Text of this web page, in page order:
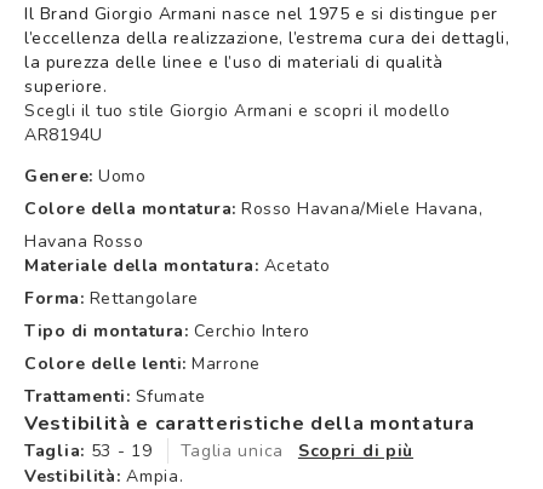
Il Brand Giorgio Armani nasce nel 1975 e si distingue per
l’eccellenza della realizzazione, l’estrema cura dei dettagli,
la purezza delle linee e l’uso di materiali di qualità
superiore.
Scegli il tuo stile Giorgio Armani e scopri il modello
AR8194U
Genere: Uomo
Colore della montatura: Rosso Havana/miele Havana,
Havana Rosso
Materiale della montatura: Acetato
Forma: Rettangolare
Tipo di montatura: Cerchio Intero
Colore delle lenti: Marrone
Trattamenti: Sfumate
Vestibilità e caratteristiche della montatura
Taglia: 53 - 19 Taglia unica
Scopri di più
Vestibilità: Ampia.